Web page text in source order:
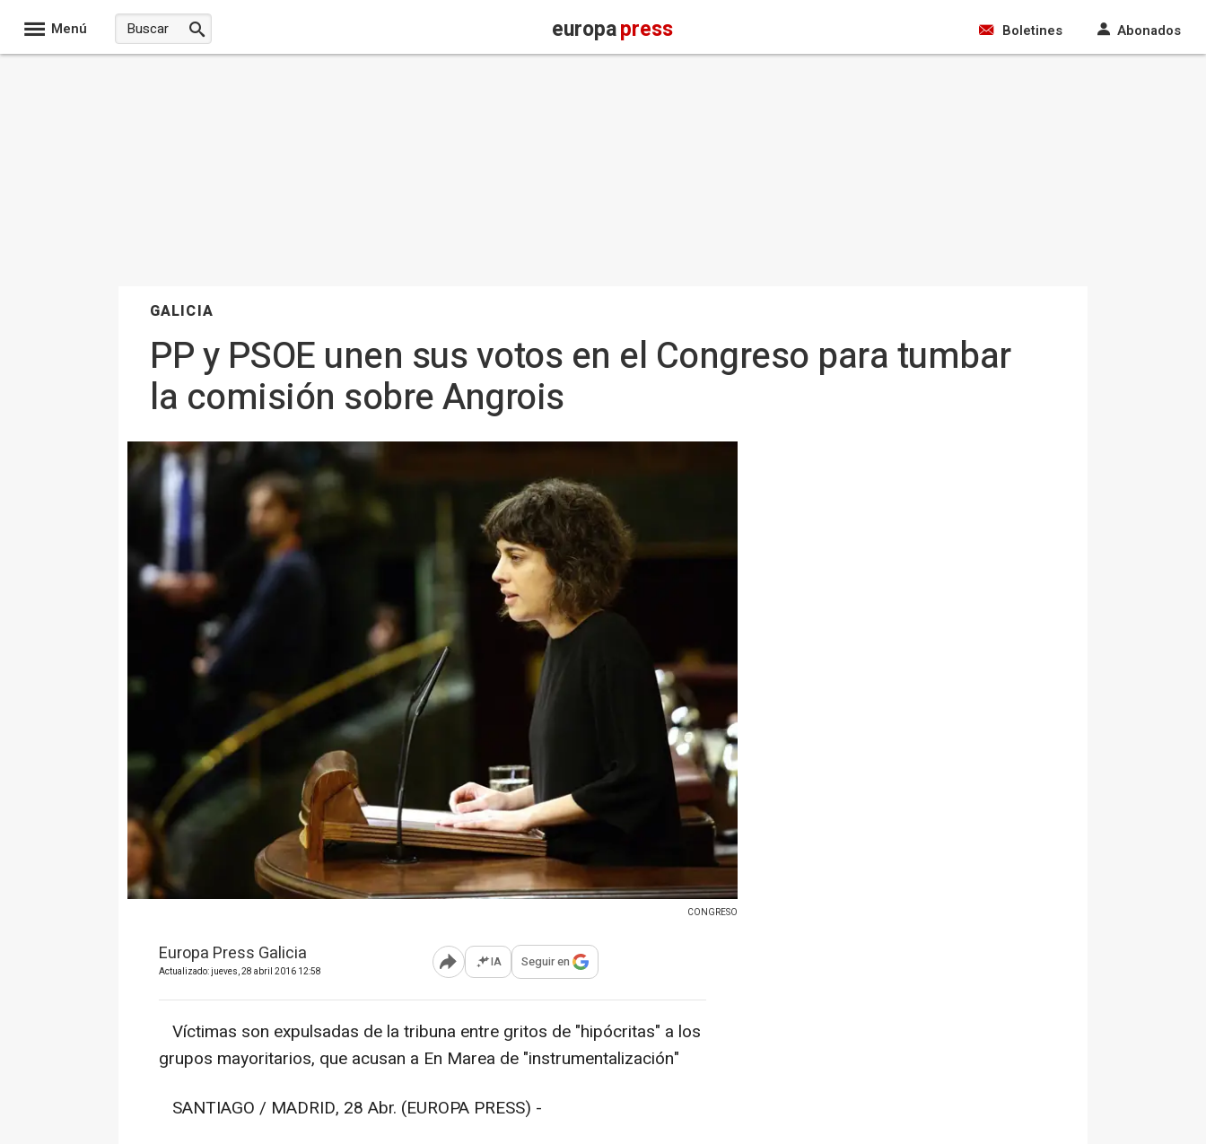
Menú europapress Boletines Abonados
GALICIA
PP y PSOE unen sus votos en el Congreso para tumbar
la comisión sobre Angrois
CONGRESO
Europa Press Galicia
Actualizado: jueves, 28 abril 2016 12:58 Abrir opciones para compartir
IA Seguir en
Víctimas son expulsadas de la tribuna entre gritos de "hipócritas" a los
grupos mayoritarios, que acusan a En Marea de "instrumentalización"
SANTIAGO / MADRID, 28 Abr. (EUROPA PRESS) -